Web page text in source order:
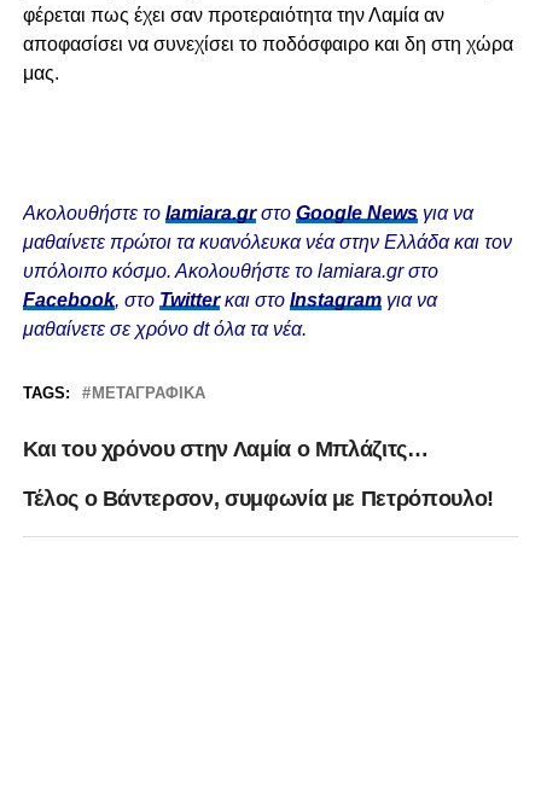
φέρεται πως έχει σαν προτεραιότητα την Λαμία αν
αποφασίσει να συνεχίσει το ποδόσφαιρο και δη στη χώρα
μας.
Ακολουθήστε το lamiara.grστο Google Newsγια να
μαθαίνετε πρώτοι τα κυανόλευκα νέα στην Ελλάδα και τον
υπόλοιπο κόσμο. Ακολουθήστε το lamiara.gr στο
Facebook, στο Twitterκαι στο Instagram για να
μαθαίνετε σε χρόνο dt όλα τα νέα.
TAGS: ΜΕΤΑΓΡΑΦΙΚΆ
Και του χρόνου στην Λαμία ο Μπλάζιτς…
Τέλος ο Βάντερσον, συμφωνία με Πετρόπουλο!